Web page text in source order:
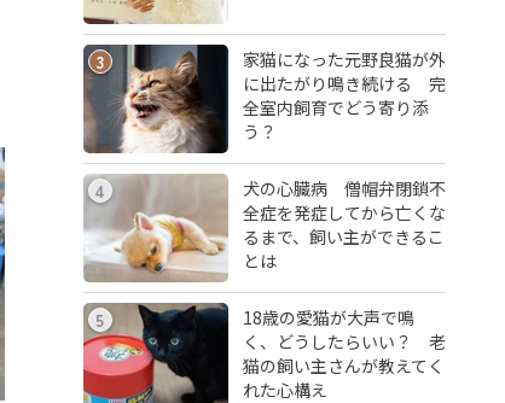
3
家猫になった元野良猫が外
に出たがり鳴き続ける 完
全室内飼育でどう寄り添
う？
4
犬の心臓病 僧帽弁閉鎖不
全症を発症してから亡くな
るまで、飼い主ができるこ
とは
5
18歳の愛猫が大声で鳴
く、どうしたらいい？ 老
猫の飼い主さんが教えてく
れた心構え